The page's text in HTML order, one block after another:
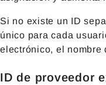
Si no existe un ID
único para cada
electrónico, el nombre
ID de proveedor